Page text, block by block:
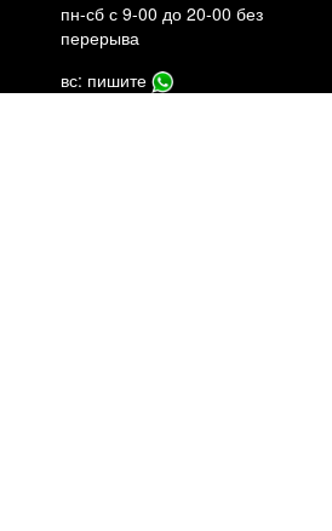
пн-сб с 9-00 до 20-00 без
перерыва
вс: пишите